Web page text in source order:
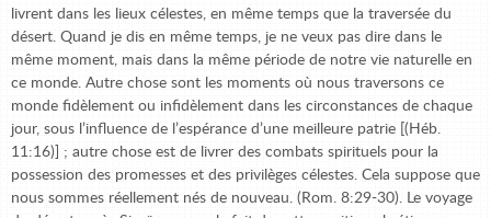
livrent dans les lieux célestes, en même temps que la traversée du
désert. Quand je dis en même temps, je ne veux pas dire dans le
même moment, mais dans la même période de notre vie naturelle en
ce monde. Autre chose sont les moments où nous traversons ce
monde fidèlement ou infidèlement dans les circonstances de chaque
jour, sous l’influence de l’espérance d’une meilleure patrie [(Héb.
11:16)] ; autre chose est de livrer des combats spirituels pour la
possession des promesses et des privilèges célestes. Cela suppose que
nous sommes réellement nés de nouveau. (Rom. 8:29-30). Le voyage